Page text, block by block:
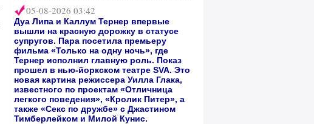
05-08-2026 03:42
Дуа Липа и Каллум Тернер впервые
вышли на красную дорожку в статусе
супругов. Пара посетила премьеру
фильма «Только на одну ночь», где
Тернер исполнил главную роль. Показ
прошел в нью-йоркском театре SVA. Это
новая картина режиссера Уилла Глака,
известного по проектам «Отличница
легкого поведения», «Кролик Питер», а
также «Секс по дружбе» с Джастином
Тимберлейком и Милой Кунис.